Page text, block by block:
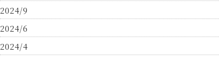
2024/9
2024/6
2024/4